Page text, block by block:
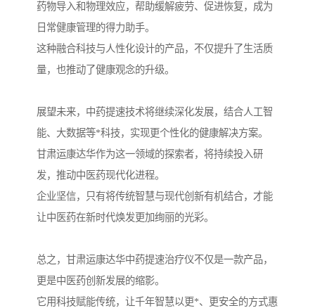
药物导入和物理效应，帮助缓解疲劳、促进恢复，成为
日常健康管理的得力助手。
这种融合科技与人性化设计的产品，不仅提升了生活质
量，也推动了健康观念的升级。
展望未来，中药提速技术将继续深化发展，结合人工智
能、大数据等*科技，实现更个性化的健康解决方案。
甘肃运康达华作为这一领域的探索者，将持续投入研
发，推动中医药现代化进程。
企业坚信，只有将传统智慧与现代创新有机结合，才能
让中医药在新时代焕发更加绚丽的光彩。
总之，甘肃运康达华中药提速治疗仪不仅是一款产品，
更是中医药创新发展的缩影。
它用科技赋能传统，让千年智慧以更*、更安全的方式惠